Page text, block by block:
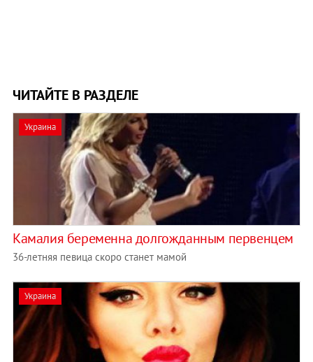
ЧИТАЙТЕ В РАЗДЕЛЕ
Украина
Камалия беременна долгожданным первенцем
36-летняя певица скоро станет мамой
Украина